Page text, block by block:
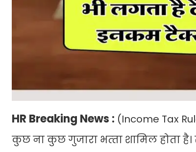
HR Breaking News : (Income Tax
कुछ ना कुछ गुजारा भत्‍ता शामिल होता